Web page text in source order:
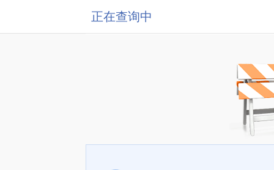
正在查询中